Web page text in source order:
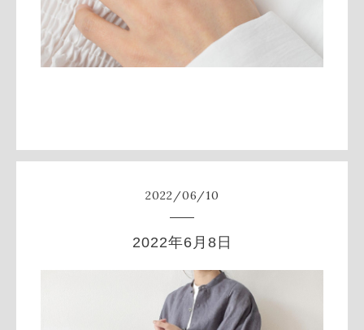
2022/06/10
2022年6月8日